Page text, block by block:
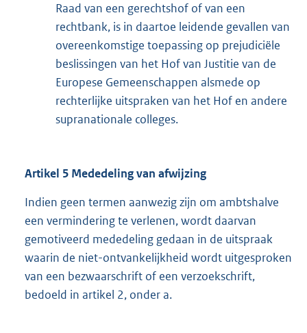
Raad van een gerechtshof of van een
rechtbank, is in daartoe leidende gevallen van
overeenkomstige toepassing op prejudiciële
beslissingen van het Hof van Justitie van de
Europese Gemeenschappen alsmede op
rechterlijke uitspraken van het Hof en andere
supranationale colleges.
Artikel 5 Mededeling van afwijzing
Indien geen termen aanwezig zijn om ambtshalve
een vermindering te verlenen, wordt daarvan
gemotiveerd mededeling gedaan in de uitspraak
waarin de niet-ontvankelijkheid wordt uitgesproken
van een bezwaarschrift of een verzoekschrift,
bedoeld in artikel 2, onder a.